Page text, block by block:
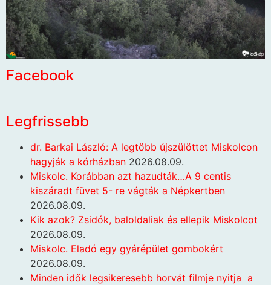
Facebook
Legfrissebb
dr. Barkai László: A legtöbb újszülöttet Miskolcon
hagyják a kórházban 2026.08.09.
Miskolc. Korábban azt hazudták…A 9 centis
kiszáradt füvet 5- re vágták a Népkertben
2026.08.09.
Kik azok? Zsidók, baloldaliak és ellepik Miskolcot
2026.08.09.
Miskolc. Eladó egy gyárépület gombokért
2026.08.09.
Minden idők legsikeresebb horvát filmje nyitja a